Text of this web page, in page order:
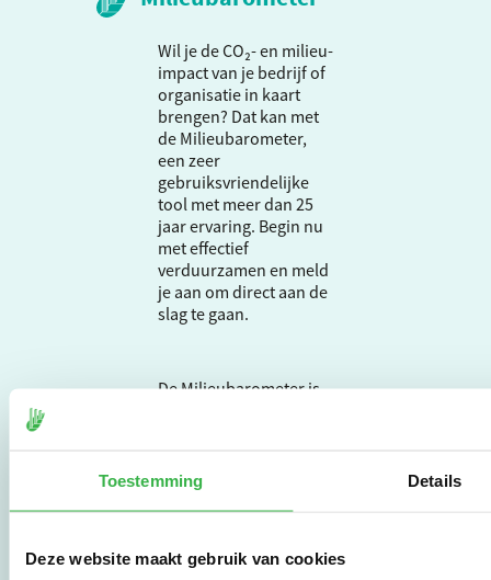
Toestemming Details
Deze website maakt gebruik van cookies
Wil je de CO₂- en milieu-
impact van je bedrijf of
organisatie in kaart
brengen? Dat kan met
de Milieubarometer,
een zeer
gebruiksvriendelijke
tool met meer dan 25
jaar ervaring. Begin nu
met effectief
verduurzamen en meld
je aan om direct aan de
slag te gaan.
De Milieubarometer is
vertaalt de groeiende
instrumenten en